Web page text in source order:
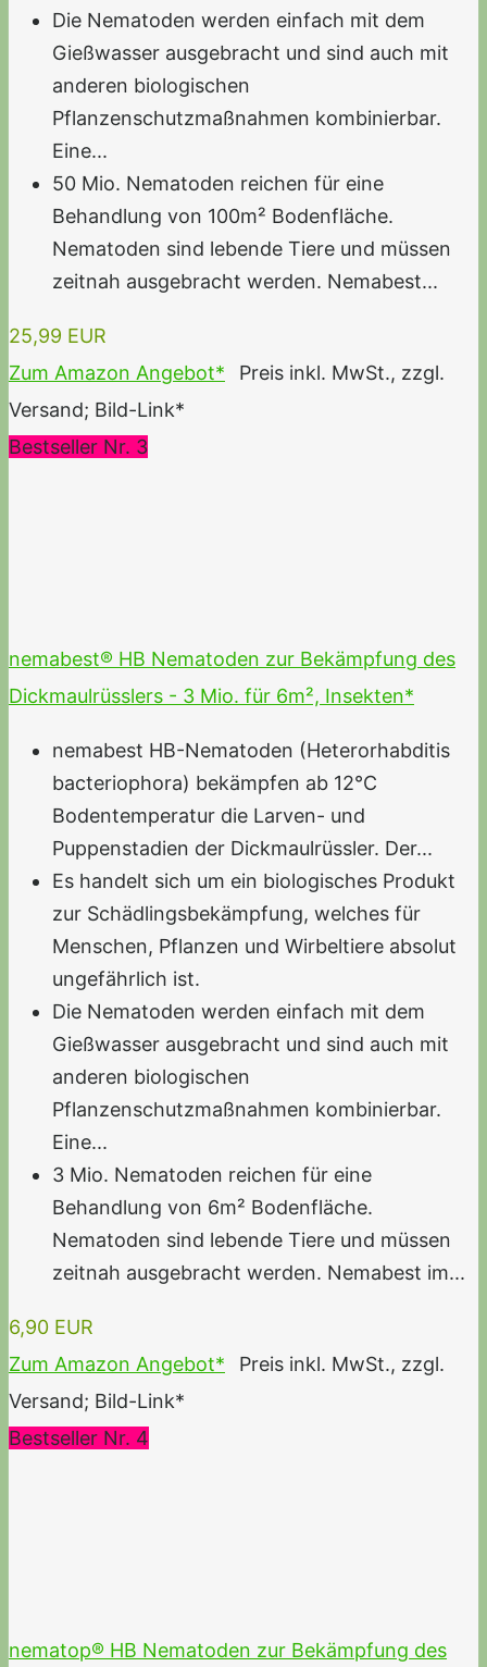
Die Nematoden werden einfach mit dem
Gießwasser ausgebracht und sind auch mit
anderen biologischen
Pflanzenschutzmaßnahmen kombinierbar.
Eine...
50 Mio. Nematoden reichen für eine
Behandlung von 100m² Bodenfläche.
Nematoden sind lebende Tiere und müssen
zeitnah ausgebracht werden. Nemabest...
25,99 EUR
Zum Amazon Angebot*
Preis inkl. MwSt., zzgl.
Versand; Bild-Link*
Bestseller Nr. 3
nemabest® HB Nematoden zur Bekämpfung des
Dickmaulrüsslers - 3 Mio. für 6m², Insekten*
nemabest HB-Nematoden (Heterorhabditis
bacteriophora) bekämpfen ab 12°C
Bodentemperatur die Larven- und
Puppenstadien der Dickmaulrüssler. Der...
Es handelt sich um ein biologisches Produkt
zur Schädlingsbekämpfung, welches für
Menschen, Pflanzen und Wirbeltiere absolut
ungefährlich ist.
Die Nematoden werden einfach mit dem
Gießwasser ausgebracht und sind auch mit
anderen biologischen
Pflanzenschutzmaßnahmen kombinierbar.
Eine...
3 Mio. Nematoden reichen für eine
Behandlung von 6m² Bodenfläche.
Nematoden sind lebende Tiere und müssen
zeitnah ausgebracht werden. Nemabest im...
6,90 EUR
Zum Amazon Angebot*
Preis inkl. MwSt., zzgl.
Versand; Bild-Link*
Bestseller Nr. 4
nematop® HB Nematoden zur Bekämpfung des